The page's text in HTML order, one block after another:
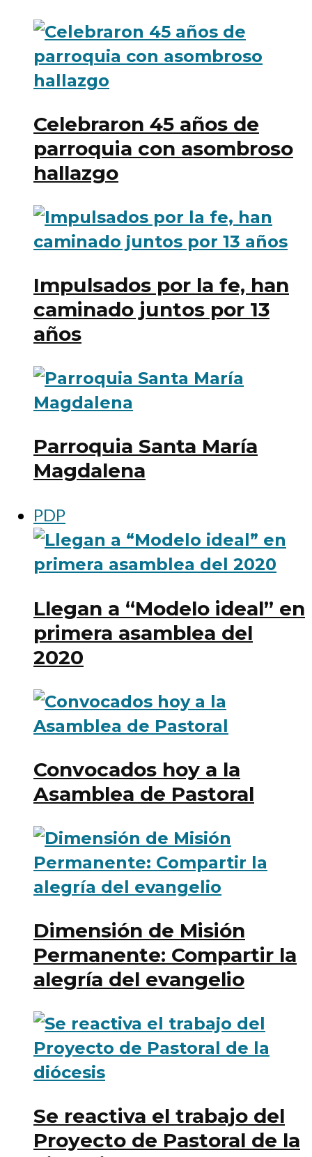
Celebraron 45 años de
parroquia con asombroso
hallazgo
Impulsados por la fe, han
caminado juntos por 13
años
Parroquia Santa María
Magdalena
PDP
Llegan a “Modelo ideal” en
primera asamblea del
2020
Convocados hoy a la
Asamblea de Pastoral
Dimensión de Misión
Permanente: Compartir la
alegría del evangelio
Se reactiva el trabajo del
Proyecto de Pastoral de la